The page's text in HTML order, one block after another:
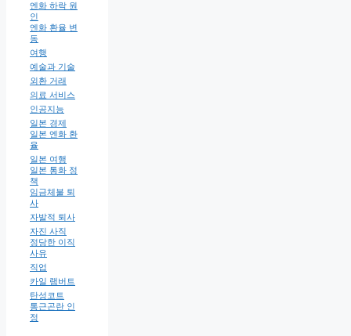
엔화 하락 원
인
엔화 환율 변
동
여행
예술과 기술
외환 거래
의료 서비스
인공지능
일본 경제
일본 엔화 환
율
일본 여행
일본 통화 정
책
임금체불 퇴
사
자발적 퇴사
자진 사직
정당한 이직
사유
직업
카일 램버트
탄성코트
통근곤란 인
정